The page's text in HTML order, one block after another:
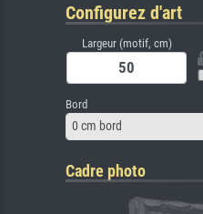
Configurez d'art
Largeur (motif, cm)
Bord
0 cm bord
Cadre photo